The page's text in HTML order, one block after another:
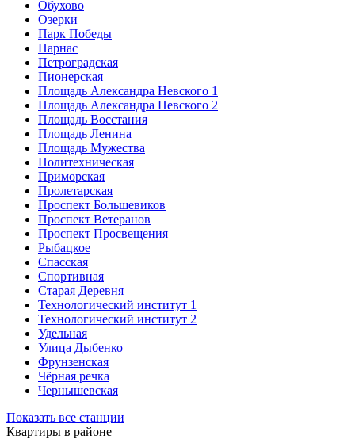
Обухово
Озерки
Парк Победы
Парнас
Петроградская
Пионерская
Площадь Александра Невского 1
Площадь Александра Невского 2
Площадь Восстания
Площадь Ленина
Площадь Мужества
Политехническая
Приморская
Пролетарская
Проспект Большевиков
Проспект Ветеранов
Проспект Просвещения
Рыбацкое
Спасская
Спортивная
Старая Деревня
Технологический институт 1
Технологический институт 2
Удельная
Улица Дыбенко
Фрунзенская
Чёрная речка
Чернышевская
Показать все станции
Квартиры в районе